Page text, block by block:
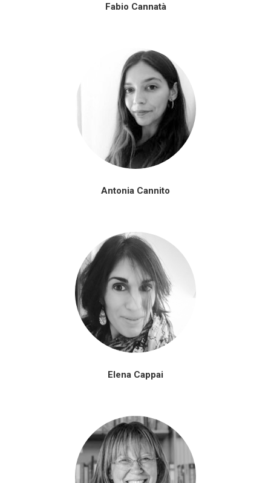
Fabio Cannatà
Antonia Cannito
Elena Cappai